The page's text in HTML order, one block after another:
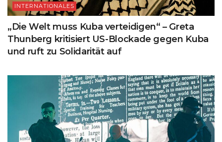
INTERNATIONALES
„Die Welt muss Kuba verteidigen“ – Greta
Thunberg kritisiert US-Blockade gegen Kuba
und ruft zu Solidarität auf